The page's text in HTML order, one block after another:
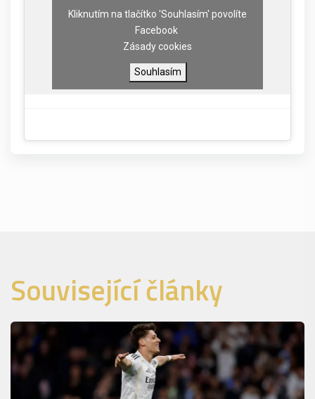
Kliknutím na tlačítko 'Souhlasím' povolíte
Facebook
Zásady cookies
Souhlasím
Související články